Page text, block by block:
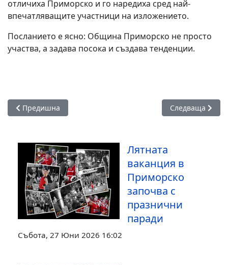
отличиха Приморско и го наредиха сред най-
впечатляващите участници на изложението.
Посланието е ясно: Община Приморско не просто
участва, а задава посока и създава тенденции.
Предишна статия: Кукери изпълват улиците на
Предишна Следваща
Следваща
Лятната
ваканция в
Приморско
започва с
празнични
паради
Събота, 27 Юни 2026 16:02